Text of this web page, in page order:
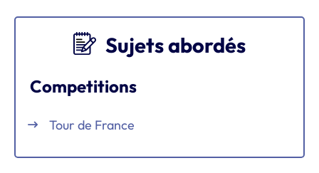
Sujets abordés
Competitions
Tour de France